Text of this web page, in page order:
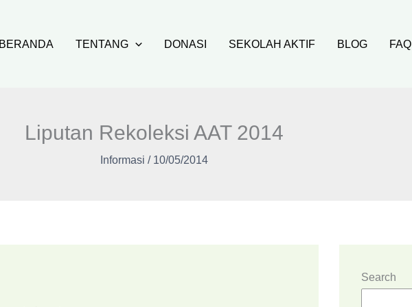
BERANDA TENTANG DONASI SEKOLAH AKTIF BLOG FAQ
Liputan Rekoleksi AAT 2014
Informasi / 10/05/2014
Search